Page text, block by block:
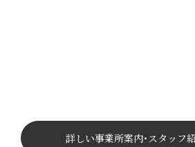
詳しい事業所案内･スタッフ